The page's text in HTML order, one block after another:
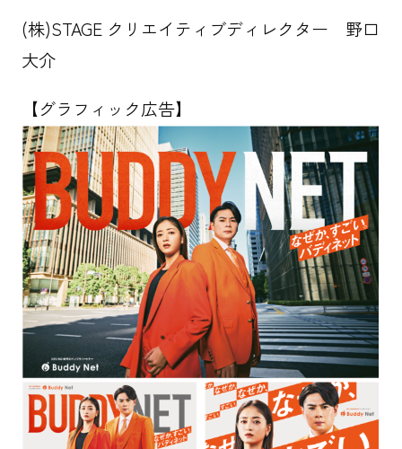
(株)STAGE クリエイティブディレクター 野口
大介
【グラフィック広告】